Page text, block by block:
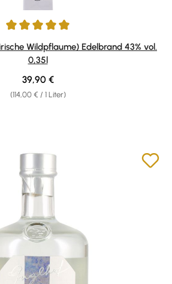
von 5 von 5 Sternen
Wildpflaume) Edelbrand 43% vol.
0,35l
(114,00 € / 1 Liter)
Regulärer Preis:
39,90 €